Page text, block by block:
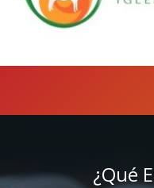
¿Qué